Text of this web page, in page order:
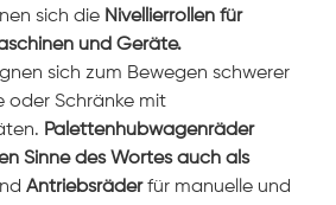
sich die Nivellierrollen für
und Geräte.
sich zum Bewegen schwerer
oder Schränke mit
Palettenhubwagenräder
Sinne des Wortes auch als
Antriebsräderfür manuelle und